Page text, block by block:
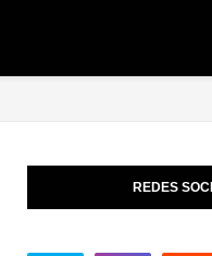
REDES